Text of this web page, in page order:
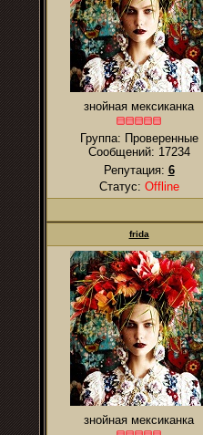
знойная мексиканка
Группа: Проверенные
Сообщений: 17234
Репутация: 6
Статус: Offline
frida
знойная мексиканка